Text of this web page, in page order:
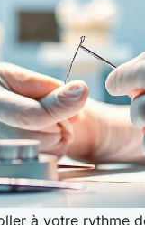
à votre rythme